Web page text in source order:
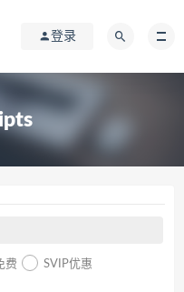
登录
费 SVIP优惠